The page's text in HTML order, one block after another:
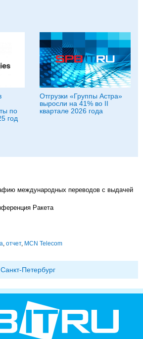
по
год
Отгрузки «Группы Астра»
выросли на 41% во II
квартале 2026 года
международных переводов с выдачей
Ракета
, отчет, MCN Telecom
Петербург